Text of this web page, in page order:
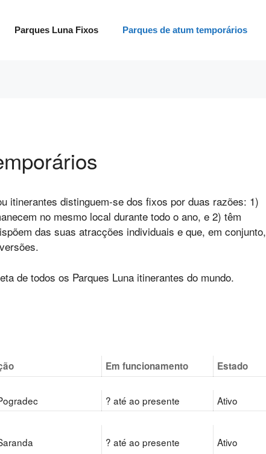
Parques Luna Fixos Parques de atum temporários
itinerantes distinguem-se dos fixos por duas razões: 1)
no mesmo local durante todo o ano, e 2) têm
das suas atracções individuais e que, em conjunto,
de todos os Parques Luna itinerantes do mundo.
Em funcionamento Estado
? até ao presente Ativo
? até ao presente Ativo